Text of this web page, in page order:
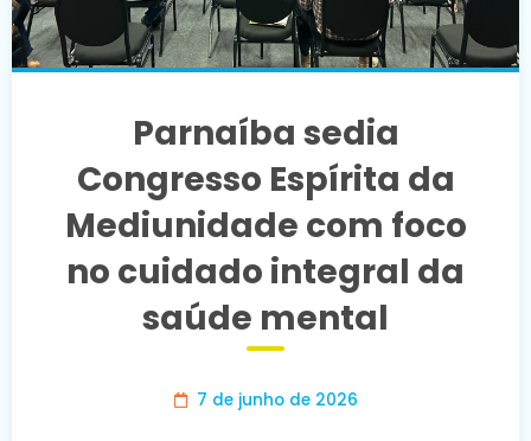
Parnaíba sedia
Congresso Espírita da
Mediunidade com foco
no cuidado integral da
saúde mental
7 de junho de 2026